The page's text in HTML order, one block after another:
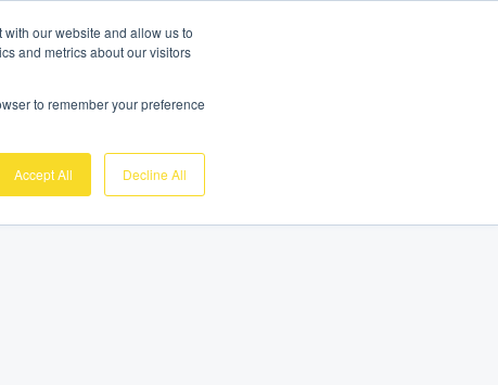
our website and allow us to
and metrics about our visitors
to remember your preference
Accept All Decline All
Demo Gratuite
Sobre nosotros Soporte